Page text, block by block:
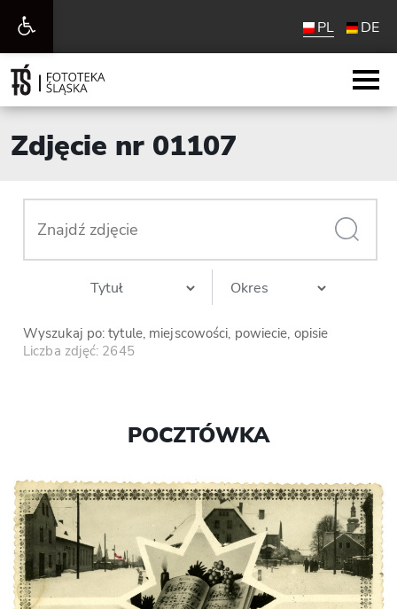
Otwórz
pasek
narzędzi
PL DE
Zdjęcie nr 01107
Wyszukaj po: tytule, miejscowości, powiecie, opisie
Liczba zdjęć: 2645
POCZTÓWKA